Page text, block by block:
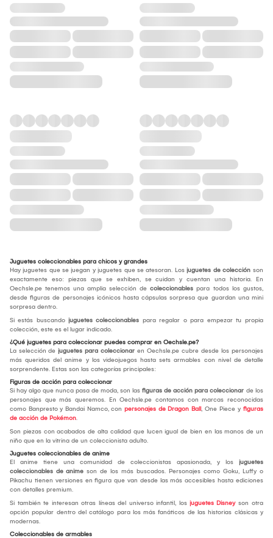
Juguetes coleccionables para chicos y grandes
Hay juguetes que se juegan y juguetes que se atesoran. Los juguetes de colección son
exactamente eso: piezas que se exhiben, se cuidan y cuentan una historia. En
Oechsle.pe tenemos una amplia selección de coleccionables para todos los gustos,
desde figuras de personajes icónicos hasta cápsulas sorpresa que guardan una mini
sorpresa dentro.
Si estás buscando juguetes coleccionables para regalar o para empezar tu propia
colección, este es el lugar indicado.
¿Qué juguetes para coleccionar puedes comprar en Oechsle.pe?
La selección de juguetes para coleccionar en Oechsle.pe cubre desde los personajes
más queridos del anime y los videojuegos hasta sets armables con nivel de detalle
sorprendente. Estas son las categorías principales:
Figuras de acción para coleccionar
Si hay algo que nunca pasa de moda, son las figuras de acción para coleccionar de los
personajes que más queremos. En Oechsle.pe contamos con marcas reconocidas
como Banpresto y Bandai Namco, con personajes de Dragon Ball, One Piece y figuras
de acción de Pokémon.
Son piezas con acabados de alta calidad que lucen igual de bien en las manos de un
niño que en la vitrina de un coleccionista adulto.
Juguetes coleccionables de anime
El anime tiene una comunidad de coleccionistas apasionada, y los juguetes
coleccionables de anime son de los más buscados. Personajes como Goku, Luffy o
Pikachu tienen versiones en figura que van desde las más accesibles hasta ediciones
con detalles premium.
Si también te interesan otras líneas del universo infantil, los juguetes Disneyson otra
opción popular dentro del catálogo para los más fanáticos de las historias clásicas y
modernas.
Coleccionables de armables